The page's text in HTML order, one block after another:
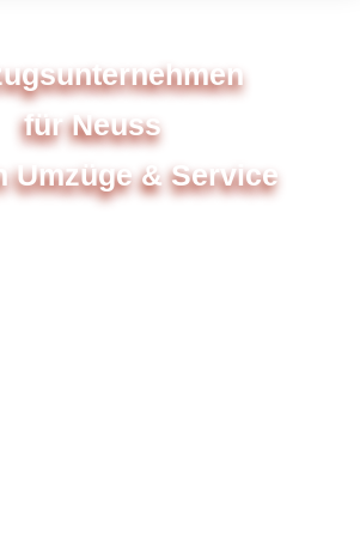
für Neuss
Umzüge & Service